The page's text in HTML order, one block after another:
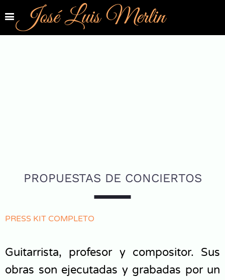
José Luis Merlin
PROPUESTAS DE CONCIERTOS
PRESS KIT COMPLETO
Guitarrista, profesor y compositor. Sus
obras son ejecutadas y grabadas por un